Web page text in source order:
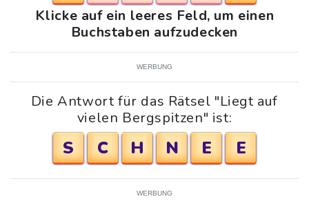
Klicke auf ein leeres Feld, um einen
Buchstaben aufzudecken
WERBUNG
Die Antwort für das Rätsel "Liegt auf
vielen Bergspitzen" ist:
S C H N E E
WERBUNG